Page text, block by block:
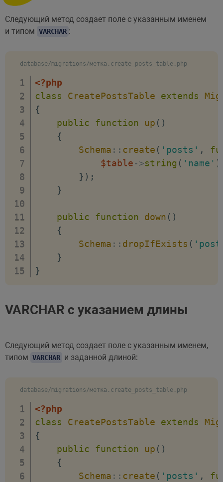
Следующий метод создает поле с указанным именем
и типом VARCHAR :
database/migrations/метка.create_posts_table.php
<?php
class
CreatePostsTable extends
{
public
function up ( )
{
Schema :: create ( 'posts' ,
$table->string ( 'name' )
} ) ;
}
public function down ( )
{
Schema :: dropIfExists (
}
}
VARCHAR с указанием длины
Следующий метод создает поле с указанным именем,
типом VARCHAR и заданной длиной:
database/migrations/метка.create_posts_table.php
<?php
class
CreatePostsTable extends
{
public
function up ( )
{
Schema :: create ( 'posts' ,